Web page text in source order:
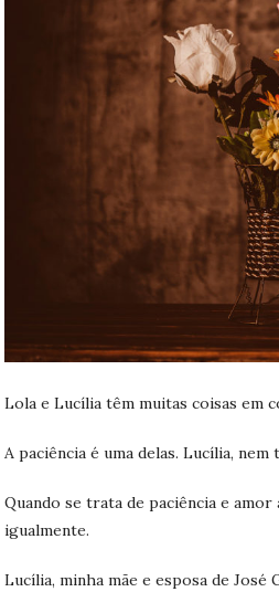
Lola e Lucília têm muitas coisas em
A paciência é uma delas. Lucília,
Quando se trata de paciência e amor
igualmente.
Lucília, minha mãe e esposa de